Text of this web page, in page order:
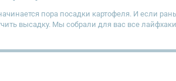
пора посадки картофеля. И если
высадку. Мы собрали для вас все